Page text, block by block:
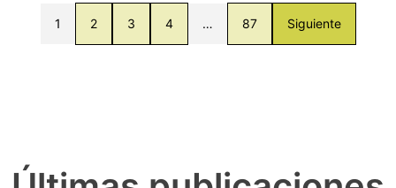
1 2 3 4 … 87 Siguiente